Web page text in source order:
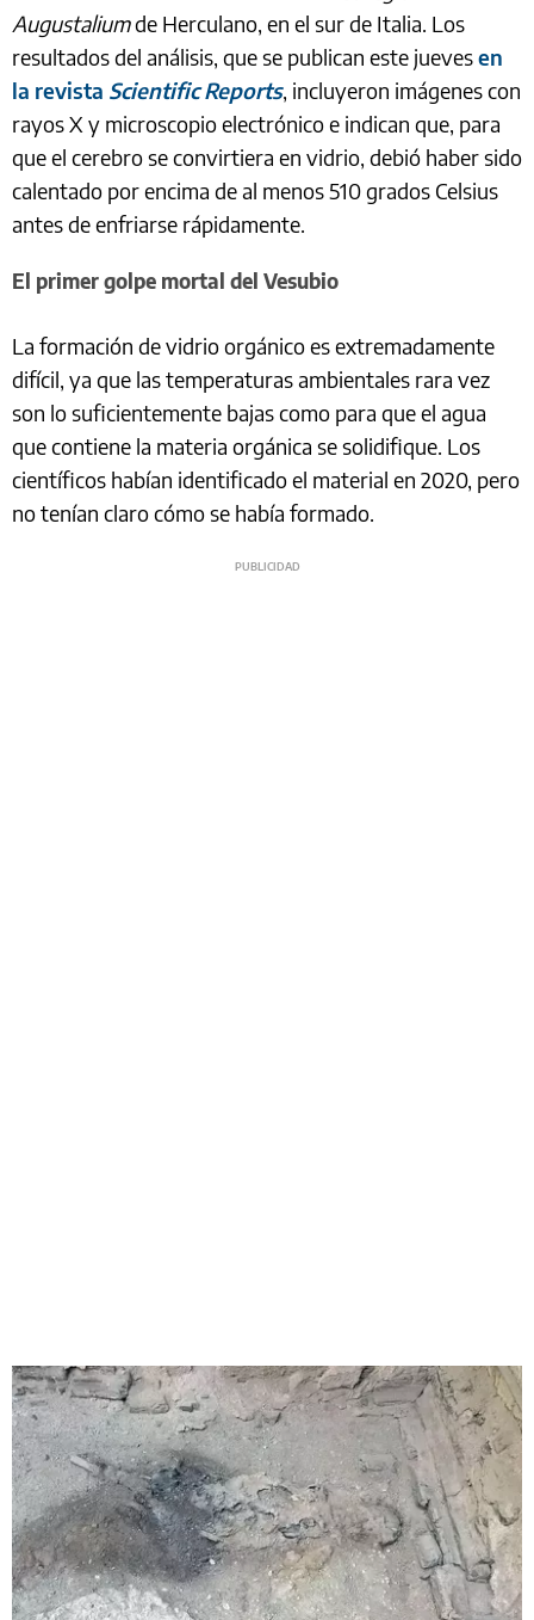
Augustaliumde Herculano, en el sur de Italia. Los
resultados del análisis, que se publican este juevesen
la revista Scientific Reports, incluyeron imágenes con
rayos X y microscopio electrónico e indican que, para
que el cerebro se convirtiera en vidrio, debió haber sido
calentado por encima de al menos 510 grados Celsius
antes de enfriarse rápidamente.
El primer golpe mortal del Vesubio
La formación de vidrio orgánico es extremadamente
difícil, ya que las temperaturas ambientales rara vez
son lo suficientemente bajas como para que el agua
que contiene la materia orgánica se solidifique. Los
científicos habían identificado el material en 2020, pero
no tenían claro cómo se había formado.